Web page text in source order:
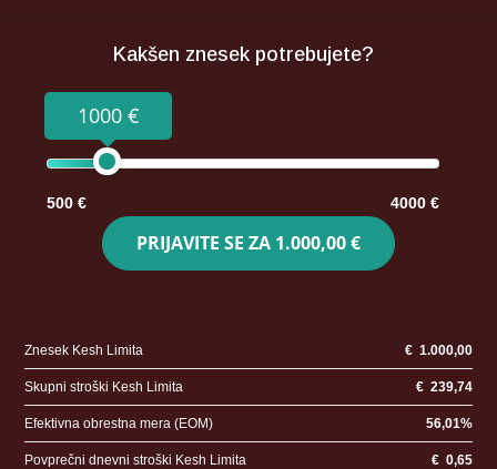
Kakšen znesek potrebujete?
1000 €
500 € 4000 €
PRIJAVITE SE ZA 1.000,00 €
Znesek Kesh Limita € 1.000,00
Skupni stroški Kesh Limita € 239,74
Efektivna obrestna mera (EOM) 56,01%
Povprečni dnevni stroški Kesh Limita € 0,65